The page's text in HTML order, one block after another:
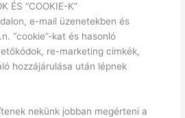
ÉS “COOKIE-K”
e-mail üzenetekben és
“cookie”-kat és hasonló
re-marketing címkék,
hozzájárulása után lépnek
nekünk jobban megérteni a